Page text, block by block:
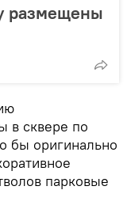
размещены
в сквере по
бы оригинально
парковые